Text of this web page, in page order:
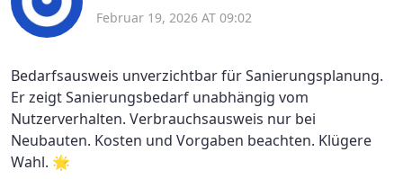
Februar 19, 2026 AT 09:02
Bedarfsausweis unverzichtbar für Sanierungsplanung.
Er zeigt Sanierungsbedarf unabhängig vom
Nutzerverhalten. Verbrauchsausweis nur bei
Neubauten. Kosten und Vorgaben beachten. Klügere
Wahl. 🌟